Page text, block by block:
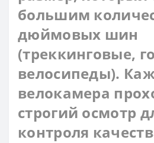
большим
дюймовых шин
(треккинговые,
велосипеды).
велокамера
строгий осмотр
контроля